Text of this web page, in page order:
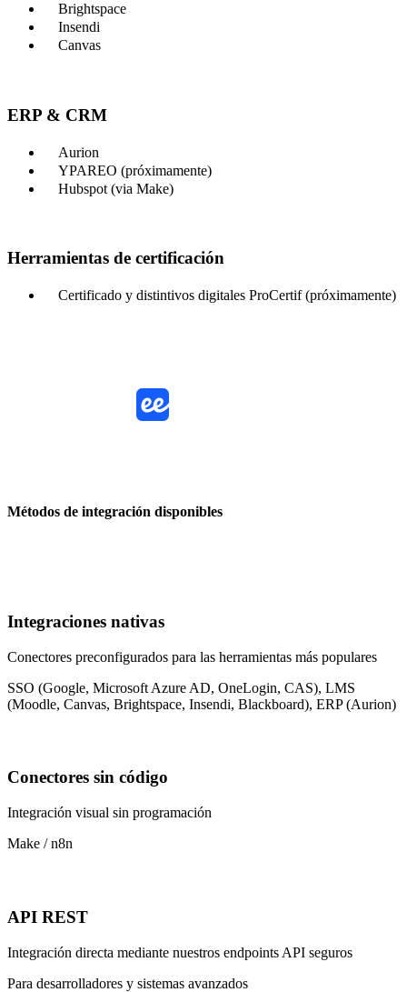
Brightspace
Insendi
Canvas
ERP & CRM
Aurion
YPAREO (próximamente)
Hubspot (via Make)
Herramientas de certificación
Certificado y distintivos digitales ProCertif (próximamente)
Métodos de integración disponibles
Integraciones nativas
Conectores preconfigurados para las herramientas más populares
SSO (Google, Microsoft Azure AD, OneLogin, CAS), LMS
(Moodle, Canvas, Brightspace, Insendi, Blackboard), ERP (Aurion)
Conectores sin código
Integración visual sin programación
Make / n8n
API REST
Integración directa mediante nuestros endpoints API seguros
Para desarrolladores y sistemas avanzados